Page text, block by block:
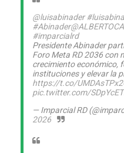
@luisabinader
#Abinader
#imparcialrd
Presidente Abinader
Foro Meta RD 2036 con
crecimiento económico,
instituciones y elevar la
https://t.co/
pic.twitter.com/
— Imparcial RD
2026